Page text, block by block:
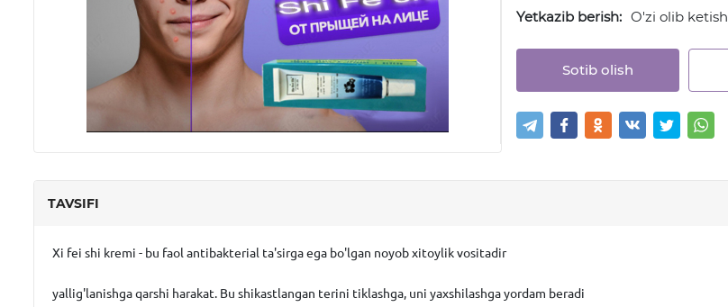
Yetkazib berish: O'zi olib ketish
Sotib olish
TAVSIFI
Xi fei shi kremi - bu faol antibakterial ta'sirga ega bo'lgan noyob xitoylik vositadir
yallig'lanishga qarshi harakat. Bu shikastlangan terini tiklashga, uni yaxshilashga yordam beradi